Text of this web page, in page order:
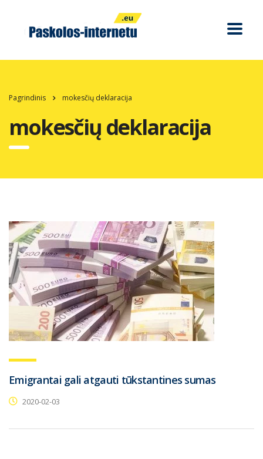
Pagrindinis mokesčių deklaracija
mokesčių deklaracija
Emigrantai gali atgauti tūkstantines sumas
2020-02-03